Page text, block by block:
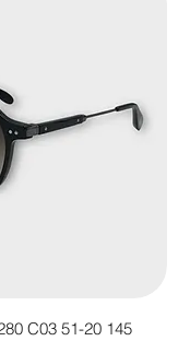
C03 51-20 145